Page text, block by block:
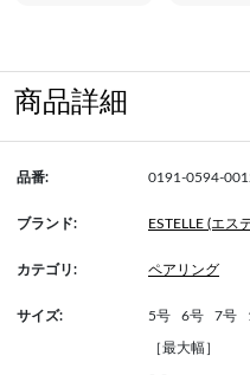
商品詳細
品番: 0191-0594-
ブランド: ESTELLE (エス
カテゴリ: ペアリング
サイズ: 5号 6号 7号
［最大幅］